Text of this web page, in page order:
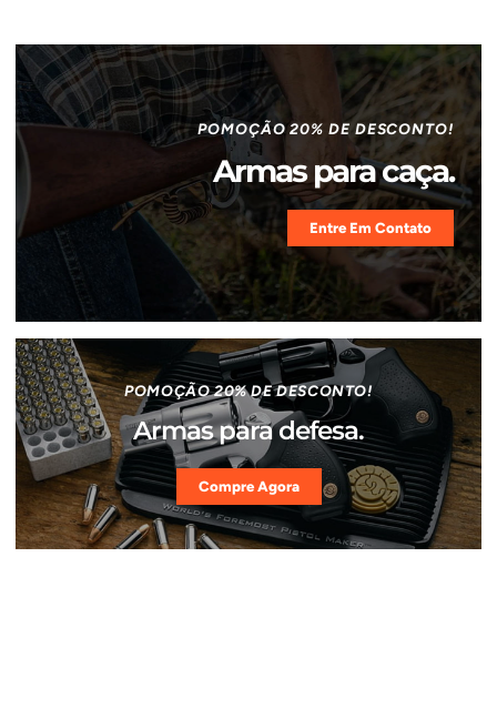
POMOÇÃO 20% DE DESCONTO!
Armas para caça.
Entre Em Contato
POMOÇÃO 20% DE DESCONTO!
Armas para defesa.
Compre Agora